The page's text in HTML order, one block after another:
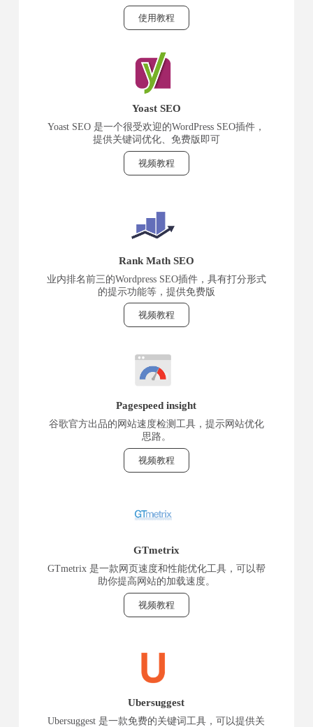
使用教程
Yoast SEO
Yoast SEO 是一个很受欢迎的WordPress SEO插件，
提供关键词优化、免费版即可
视频教程
Rank Math SEO
业内排名前三的Wordpress SEO插件，具有打分形式
的提示功能等，提供免费版
视频教程
Pagespeed insight
谷歌官方出品的网站速度检测工具，提示网站优化
思路。
视频教程
GTmetrix
GTmetrix 是一款网页速度和性能优化工具，可以帮
助你提高网站的加载速度。
视频教程
Ubersuggest
Ubersuggest 是一款免费的关键词工具，可以提供关